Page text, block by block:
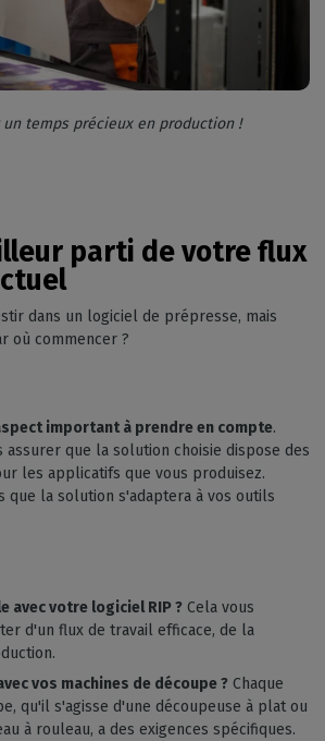
un temps précieux en production !
parti de votre flux
dans un logiciel de prépresse, mais
où commencer ?
important à prendre en compte.
assurer que la solution choisie dispose des
les applicatifs que vous produisez.
que la solution s'adaptera à vos outils
avec votre logiciel RIP ? Cela vous
d'un flux de travail efficace, de la
vos machines de découpe ? Chaque
qu'il s'agisse d'une découpeuse à plat ou
à rouleau, a des exigences spécifiques.